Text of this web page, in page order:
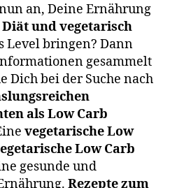
an, Deine Ernährung
Diät und vegetarisch
Level bringen? Dann
gesammelt
Dich bei der Suche nach
als Low Carb
vegetarische Low
Low Carb
gesunde und
Rezepte zum